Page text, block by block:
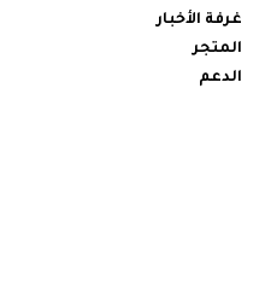
غرفة الأخبار
المتجر
الدعم